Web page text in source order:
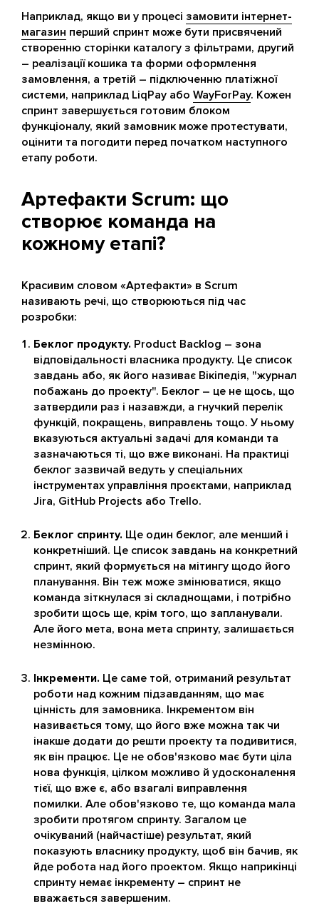
Наприклад, якщо ви у процесі замовити інтернет-
магазин перший спринт може бути присвячений
створенню сторінки каталогу з фільтрами, другий
– реалізації кошика та форми оформлення
замовлення, а третій – підключенню платіжної
системи, наприклад LiqPay або WayForPay. Кожен
спринт завершується готовим блоком
функціоналу, який замовник може протестувати,
оцінити та погодити перед початком наступного
етапу роботи.
Артефакти Scrum: що
створює команда на
кожному етапі?
Красивим словом «Артефакти» в Scrum
називають речі, що створюються під час
розробки:
Беклог продукту. Product Backlog – зона
відповідальності власника продукту. Це список
завдань або, як його називає Вікіпедія, "журнал
побажань до проекту". Беклог – це не щось, що
затвердили раз і назавжди, а гнучкий перелік
функцій, покращень, виправлень тощо. У ньому
вказуються актуальні задачі для команди та
зазначаються ті, що вже виконані. На практиці
беклог зазвичай ведуть у спеціальних
інструментах управління проєктами, наприклад
Jira, GitHub Projects або Trello.
Беклог спринту. Ще один беклог, але менший і
конкретніший. Це список завдань на конкретний
спринт, який формується на мітингу щодо його
планування. Він теж може змінюватися, якщо
команда зіткнулася зі складнощами, і потрібно
зробити щось ще, крім того, що запланували.
Але його мета, вона мета спринту, залишається
незмінною.
Інкременти. Це саме той, отриманий результат
роботи над кожним підзавданням, що має
цінність для замовника. Інкрементом він
називається тому, що його вже можна так чи
інакше додати до решти проекту та подивитися,
як він працює. Це не обов'язково має бути ціла
нова функція, цілком можливо й удосконалення
тієї, що вже є, або взагалі виправлення
помилки. Але обов'язково те, що команда мала
зробити протягом спринту. Загалом це
очікуваний (найчастіше) результат, який
показують власнику продукту, щоб він бачив, як
йде робота над його проектом. Якщо наприкінці
спринту немає інкременту – спринт не
вважається завершеним.